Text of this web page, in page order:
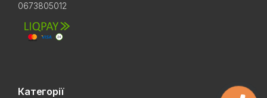
0673805012
Категорії